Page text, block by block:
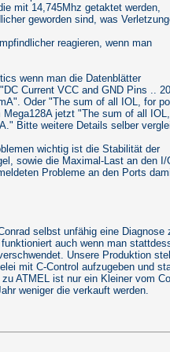
mit 14,745Mhz getaktet werden,
geworden sind, was
reagieren, wenn man
wenn man die Datenblätter
Current VCC and GND Pins ..
Oder "The sum of all IOL, for
jetzt "The sum of all
Bitte weitere Details selber
wichtig ist die Stabilität der
sowie die Maximal-Last an den I/
Probleme an den Ports
selbst unfähig eine Diagnose
auch wenn man
Unsere Produktion
mit C-Control aufzugeben und
ATMEL ist nur ein Kleiner vom
weniger die verkauft werden.